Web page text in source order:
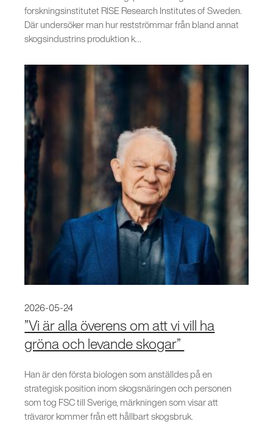
forskningsinstitutet RISE Research Institutes of Sweden.
Där undersöker man hur restströmmar från bland annat
skogsindustrins produktion k…
2026-05-24
”Vi är alla överens om att vi vill ha
gröna och levande skogar”
Han är den första biologen som anställdes på en
strategisk position inom skogsnäringen och personen
som tog FSC till Sverige, märkningen som visar att
trävaror kommer från ett hållbart skogsbruk.